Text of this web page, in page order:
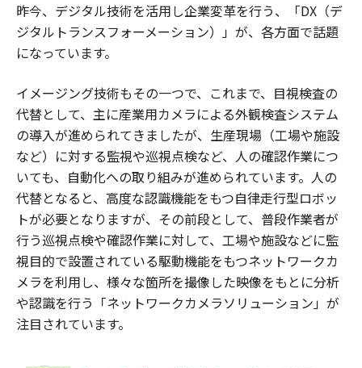
昨今、デジタル技術を活用し企業変革を行う、「DX（デ
ジタルトランスフォーメーション）」が、各方面で話題
になっています。
イメージング技術もその一つで、これまで、目視検査の
代替として、主に産業用カメラによる外観検査システム
の導入が進められてきましたが、生産現場（工場や施設
など）に対する監視や巡視点検など、人の確認作業につ
いても、自動化への取り組みが進められています。人の
代替となると、高度な認識機能をもつ自律走行型ロボッ
トが必要となりますが、その前段として、普段作業者が
行う巡視点検や確認作業に対して、工場や施設などに監
視目的で設置されている駆動機能をもつネットワークカ
メラを利用し、様々な箇所を撮像した映像をもとに分析
や認識を行う「ネットワークカメラソリューション」が
注目されています。